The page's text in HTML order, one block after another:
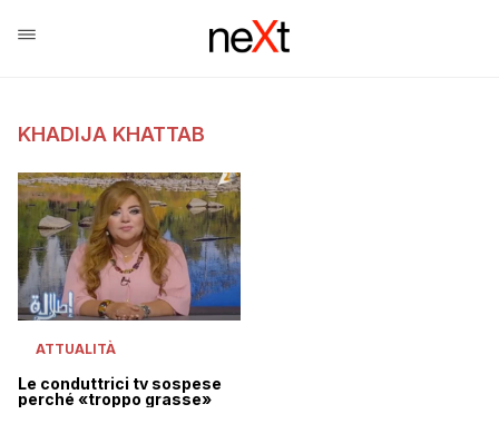
KHADIJA KHATTAB
ATTUALITÀ
Le conduttrici tv sospese
perché «troppo grasse»